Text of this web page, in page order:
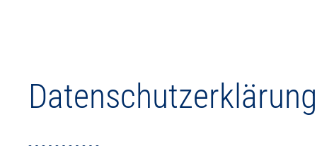
Datenschutzerklärung